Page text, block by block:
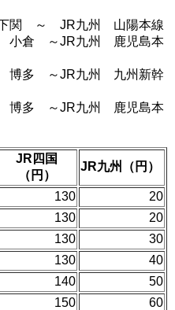
関 ～ JR九州 山陽本線
小倉 ～JR九州 鹿児島本
博多 ～JR九州 九州新幹
博多 ～JR九州 鹿児島本
JR四国
（円）
JR九州（円）
130
20
130
20
130
30
130
40
140
50
150
60